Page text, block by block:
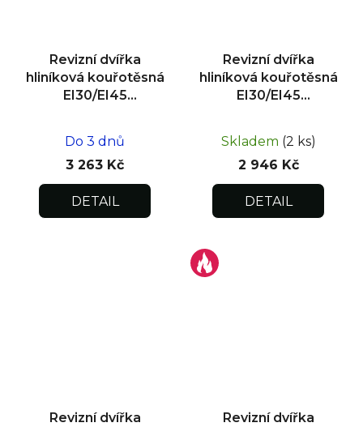
Revizní dvířka
hliníková kouřotěsná
EI30/EI45
Do 3 dnů
3 263 Kč
DETAIL
Revizní dvířka
hliníková kouřotěsná
EI30/EI45
Skladem (2 ks)
2 946 Kč
DETAIL
Revizní dvířka
Revizní dvířka